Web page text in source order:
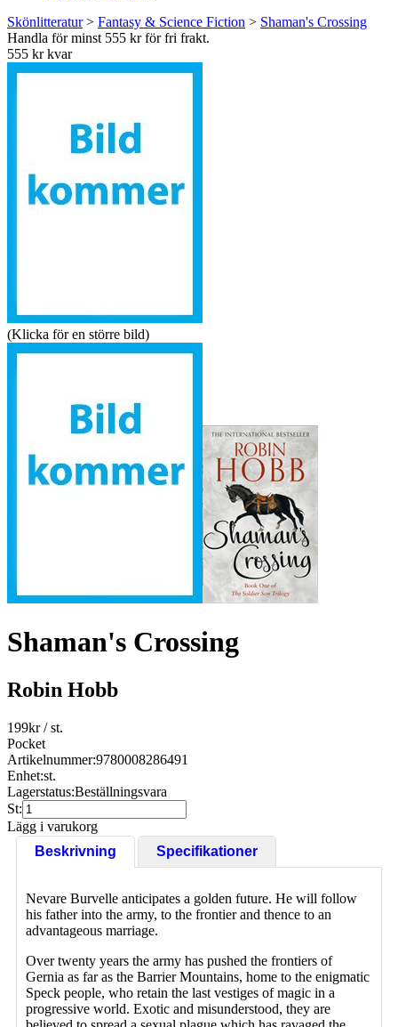
Skönlitteratur> Fantasy & Science Fiction > Shaman's Crossing
Handla för minst 555 kr för fri frakt.
555 kr kvar
(Klicka för en större bild)
Shaman's Crossing
Robin Hobb
199kr/ st.
Pocket
Artikelnummer:9780008286491
Enhet:st.
Lagerstatus:Beställningsvara
St:
Lägg i varukorg
Beskrivning
Specifikationer
Nevare Burvelle anticipates a golden future. He will follow
his father into the army, to the frontier and thence to an
advantageous marriage.
Over twenty years the army has pushed the frontiers of
Gernia as far as the Barrier Mountains, home to the enigmatic
Speck people, who retain the last vestiges of magic in a
progressive world. Exotic and misunderstood, they are